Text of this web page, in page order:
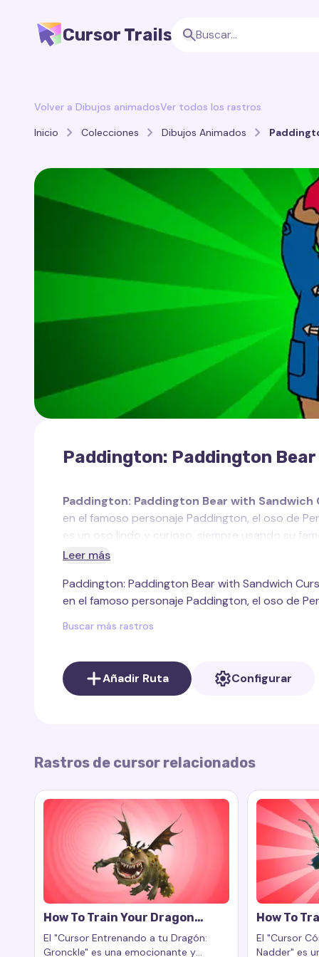
Cursor Trails
Volver a Dibujos animadosVer todos los rastros
Inicio
Colecciones Dibujos Animados
Paddington: Paddington
Paddington: Paddington Bear with Sandwich
en el famoso personaje Paddington, el oso de
es un oso lindo y curioso, siempre usando su
mermelada. Su naturaleza despreocupada y su
El rastro de cursor personalizado creado para
interfaz, mostrando al oso sosteniendo un
juguetón hacen que este cursor sea divertido y
Leer más
Paddington: Paddington Bear with Sandwich
en el famoso personaje Paddington, el oso de
Buscar más rastros
Añadir Ruta Configurar
Rastros de cursor relacionados
How To Train Your Dragon
Gronckle Cursor Trail
El "Cursor Entrenando a tu Dragón:
Gronckle" es una emocionante y
How To
Nadder
El "Cursor
Nadder" es